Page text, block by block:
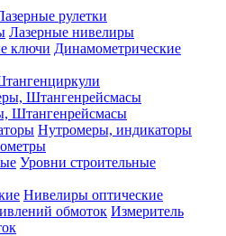
рулетки
Лазерные нивелиры
Динамометрические
Штангенрейсмасы
Нутромеры, индикаторы
Уровни строительные
Нивелиры оптические
Измеритель